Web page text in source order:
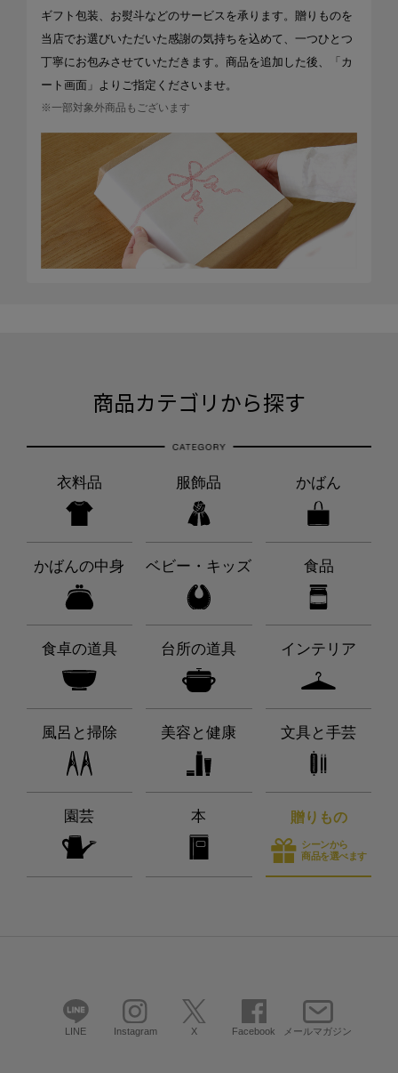
ギフト包装、お熨斗などのサービスを承ります。贈りものを
当店でお選びいただいた感謝の気持ちを込めて、一つひとつ
丁寧にお包みさせていただきます。商品を追加した後、「カ
ート画面」よりご指定くださいませ。
※一部対象外商品もございます
商品カテゴリから探す
衣料品 服飾品 かばん
かばんの中身 ベビー・キッズ 食品
食卓の道具 台所の道具 インテリア
風呂と掃除 美容と健康 文具と手芸
園芸 本 贈りもの
シーンから
商品を選べます
LINE Instagram X Facebook メールマガジン